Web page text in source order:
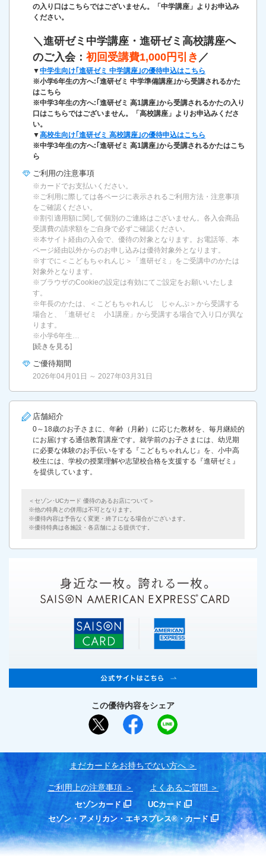
の入り口はこちらではございません。「中学講座」よりお申込み
ください。
＼進研ゼミ中学講座・進研ゼミ高校講座へ
のご入会： 初回受講費1,000円引き ／
▼中学生向け｢進研ゼミ 中学講座｣の優待申込はこちら
※小学6年生の方へ:｢進研ゼミ 中学準備講座｣から受講されるかた
はこちら
※中学3年生の方へ:｢進研ゼミ 高1講座｣から受講されるかたの入り
口はこちらではございません。「高校講座」よりお申込みくださ
い。
▼高校生向け｢進研ゼミ 高校講座｣の優待申込はこちら
※中学3年生の方へ:｢進研ゼミ 高1講座｣から受講されるかたはこち
ら
ご利用の注意事項
※カードでお支払いください。
※ご利用に際しては各ページに表示されるご利用方法・注意事項
をご確認ください。
※割引適用額に関して個別のご連絡はございません。各入会商品
受講費の請求額をご自身で必ずご確認ください。
※本サイト経由の入会で、優待の対象となります。お電話等、本
ページ経由以外からのお申し込みは優待対象外となります。
※すでに＜こどもちゃれんじ＞「進研ゼミ」をご受講中のかたは
対象外となります。
※ブラウザのCookieの設定は有効にてご設定をお願いいたしま
す。
※年長のかたは、＜こどもちゃれんじ じゃんぷ＞から受講する
場合と、「進研ゼミ 小1講座」から受講する場合で入り口が異な
ります。
※小学6年生…
[続きを見る]
ご優待期間
2026年04月01日 ～ 2027年03月31日
店舗紹介
0～18歳のお子さまに、年齢（月齢）に応じた教材を、毎月継続的
にお届けする通信教育講座です。就学前のお子さまには、幼児期
に必要な体験のお手伝いをする『こどもちゃれんじ』を、小中高
校生には、学校の授業理解や志望校合格を支援する『進研ゼミ』
を提供しています。
＜セゾン･UCカード 優待のあるお店について＞
他の特典との併用は不可となります。
優待内容は予告なく変更・終了になる場合がございます。
優待特典は各施設・各店舗による提供です。
この優待内容をシェア
まだカードをお持ちでない⽅へ
ご利用上の注意事項 よくあるご質問
セゾンカード
UCカード
セゾン・アメリカン・エキスプレス®・カード